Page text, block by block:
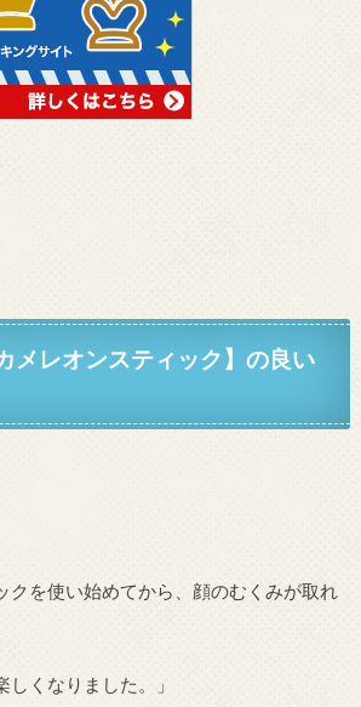
メレオンスティック】の良い
クを使い始めてから、顔のむくみが取れ
くなりました。」